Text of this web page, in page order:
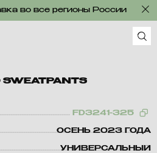
во все регионы России
SWEATPANTS
FD3241-325
ОСЕНЬ 2023 ГОДА
УНИВЕРСАЛЬНЫЙ